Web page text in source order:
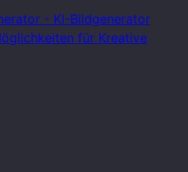
- KI-Bildgenerator
für Kreative